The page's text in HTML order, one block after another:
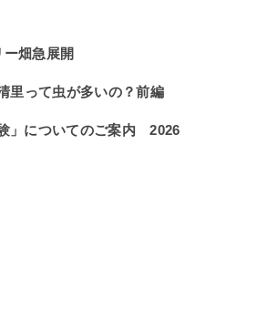
畑急展開
里って虫が多いの？前編
験」についてのご案内 2026